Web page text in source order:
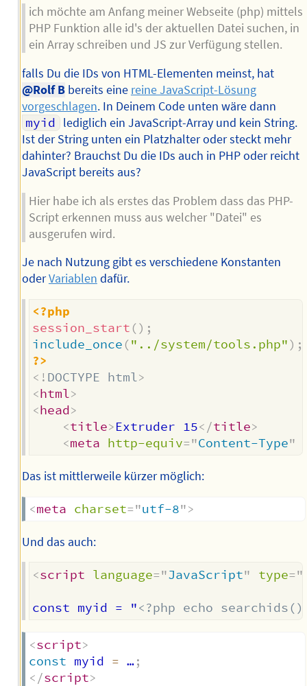
ich möchte am Anfang meiner Webseite (php) mittels
PHP Funktion alle id's der aktuellen Datei suchen, in
ein Array schreiben und JS zur Verfügung stellen.
falls Du die IDs von HTML-Elementen meinst, hat
@Rolf Bbereits eine reine JavaScript-Lösung
vorgeschlagen. In Deinem Code unten wäre dann
myid lediglich ein JavaScript-Array und kein String.
Ist der String unten ein Platzhalter oder steckt mehr
dahinter? Brauchst Du die IDs auch in PHP oder reicht
JavaScript bereits aus?
Hier habe ich als erstes das Problem dass das PHP-
Script erkennen muss aus welcher "Datei" es
ausgerufen wird.
Je nach Nutzung gibt es verschiedene Konstanten
oderVariablen dafür.
<?php
session_start () ;
include_once ("../system/tools.php") ;
?>
<! DOCTYPE html>
<html>
<head>
<title>Extruder 15</title>
<meta http-equiv="Content-Type"
Das ist mittlerweile kürzer möglich:
<meta charset="utf-8">
Und das auch:
<script language="JavaScript" type="
const myid = "<?php echo
<script>
const myid = …;
</script>